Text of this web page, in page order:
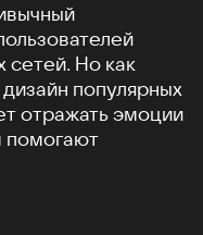
Но как
популярных
отражать эмоции
помогают